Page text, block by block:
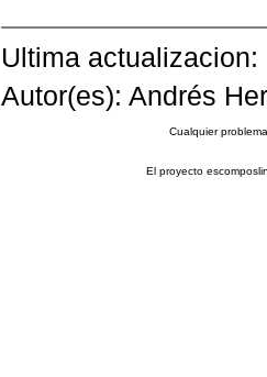
Ultima
Autor(es): Andrés
Cualquier
El proyecto